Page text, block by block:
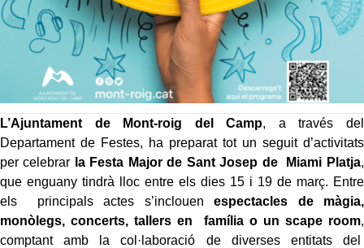
L’Ajuntament de Mont-roig del Camp, a través del
Departament de Festes, ha preparat tot un seguit d’activitats
per celebrar la Festa Major de Sant Josep de Miami Platja,
que enguany tindrà lloc entre els dies 15 i 19 de març. Entre
els principals actes s’inclouenespectacles de màgia,
monòlegs, concerts, tallers en família o un scape room,
comptant amb la col·laboració de diverses entitats del